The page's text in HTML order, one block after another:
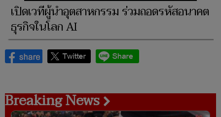
เปิดเวทีผู้นำอุตสาหกรรม ร่วมถอดรหัสอนาคต
ธุรกิจในโลก AI
Breaking News